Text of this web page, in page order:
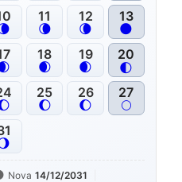
11
🌘
12
🌘
13
🌑
18
🌒
19
🌒
20
🌓
25
🌔
26
🌔
27
🌕
Nova 14/12/2031